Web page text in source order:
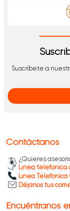
Suscríbete a
Contáctanos
¿Quieres
Línea telefónica
Línea Telefónica
Déjanos tus
Encuéntranos